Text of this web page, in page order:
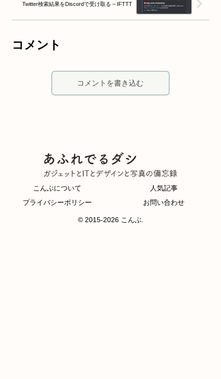
Twitter検索結果をDiscordで受け取る – IFTTT
コメント
コメントを書き込む
こんぶについて
人気記事
プライバシーポリシー
お問い合わせ
© 2015-2026 こんぶ.